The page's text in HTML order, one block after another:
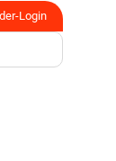
Login